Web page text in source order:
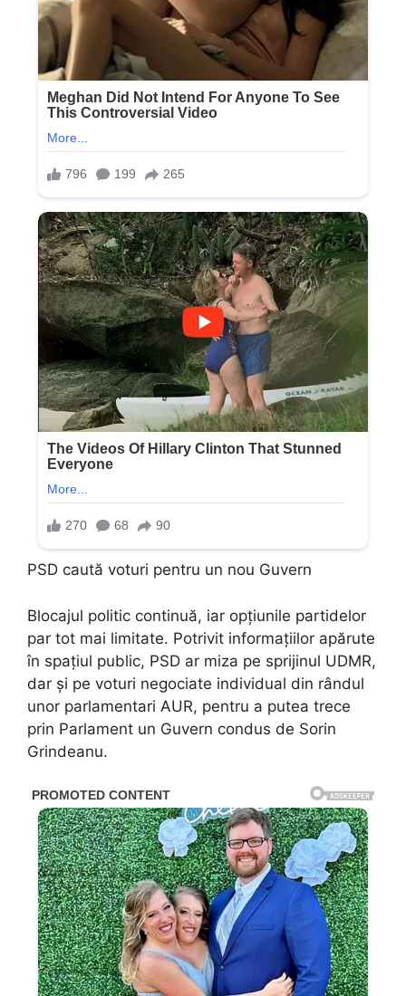
PSD caută voturi pentru un nou Guvern
Blocajul politic continuă, iar opțiunile partidelor
par tot mai limitate. Potrivit informațiilor apărute
în spațiul public, PSD ar miza pe sprijinul UDMR,
dar și pe voturi negociate individual din rândul
unor parlamentari AUR, pentru a putea trece
prin Parlament un Guvern condus de Sorin
Grindeanu.